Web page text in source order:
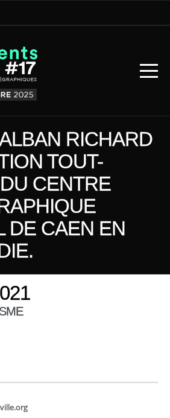
RICHARD
TOUT-
CENTRE
DE CAEN EN